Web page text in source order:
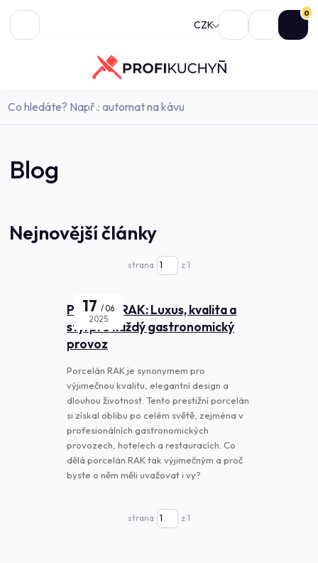
CZK
0
Blog
Nejnovější články
strana z 1
Porcelán RAK: Luxus, kvalita a
styl pro každý gastronomický
provoz
17
06
2025
Porcelán RAK je synonymem pro
výjimečnou kvalitu, elegantní design a
dlouhou životnost. Tento prestižní porcelán
si získal oblibu po celém světě, zejména v
profesionálních gastronomických
provozech, hotelech a restauracích. Co
dělá porcelán RAK tak výjimečným a proč
byste o něm měli uvažovat i vy?
strana z 1